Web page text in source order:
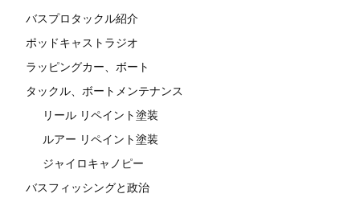
バスプロタックル紹介
ポッドキャストラジオ
ラッピングカー、ボート
タックル、ボートメンテナンス
リール リペイント塗装
ルアー リペイント塗装
ジャイロキャノピー
バスフィッシングと政治